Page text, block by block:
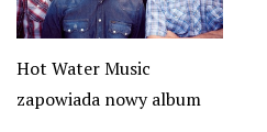
Hot Water Music
zapowiada nowy album